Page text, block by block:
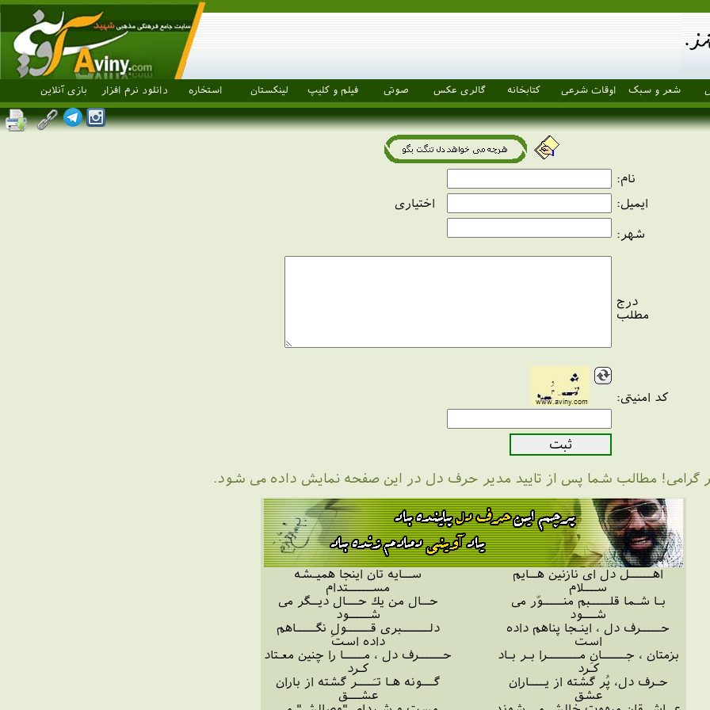
شعر و سبک اوقات شرعی کتابخانه گالری عکس صوتی فیلم و کلیپ لینکستان استخاره دانلود نرم افزار بازی آنلاین
نام:
ایمیل: اختیاری
شهر :
درج
مطلب
کد امنیتی:
گرامی! مطالب شما پس از تایید مدیر حرف دل در این صفحه نمایش داده می شود.
اهــــــل دل ای نازنین هــایم
ســـلام
ســایه تان اینجا همیـشه
مســــــتدام
بـا شـما قلـــــبم منـــــوّر می
شـــود
حــال من یك حـــال دیــگر می
شـــــود
حـــــرف دل ، اینـجا پناهم داده
است
دلـــــــبری قــــــولِ نگـــــاهم
داده است
بزمتان ، جــــــانِ مــــــــرا بـر بـاد
كـرد
حــــــرف دل ، مـــــا را چنین معـتاد
كـرد
حـرف دل، پُر گشته از یــــاران
عشق
گـــونه هـا تـَــــر گشته از باران
عشـــق